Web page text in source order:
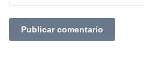
Publicar comentario